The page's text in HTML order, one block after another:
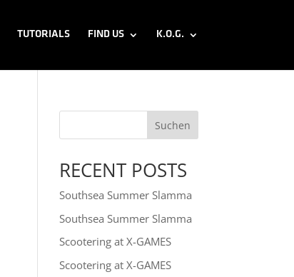
TUTORIALS FIND US K.O.G.
Suchen
RECENT POSTS
Southsea Summer Slamma
Southsea Summer Slamma
Scootering at X-GAMES
Scootering at X-GAMES